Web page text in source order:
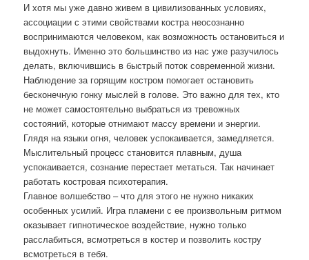
И хотя мы уже давно живем в цивилизованных условиях,
ассоциации с этими свойствами костра неосознанно
воспринимаются человеком, как возможность остановиться и
выдохнуть. Именно это большинство из нас уже разучилось
делать, включившись в быстрый поток современной жизни.
Наблюдение за горящим костром помогает остановить
бесконечную гонку мыслей в голове. Это важно для тех, кто
не может самостоятельно выбраться из тревожных
состояний, которые отнимают массу времени и энергии.
Глядя на языки огня, человек успокаивается, замедляется.
Мыслительный процесс становится плавным, душа
успокаивается, сознание перестает метаться. Так начинает
работать костровая психотерапия.
Главное волшебство – что для этого не нужно никаких
особенных усилий. Игра пламени с ее произвольным ритмом
оказывает гипнотическое воздействие, нужно только
расслабиться, всмотреться в костер и позволить костру
всмотреться в тебя.